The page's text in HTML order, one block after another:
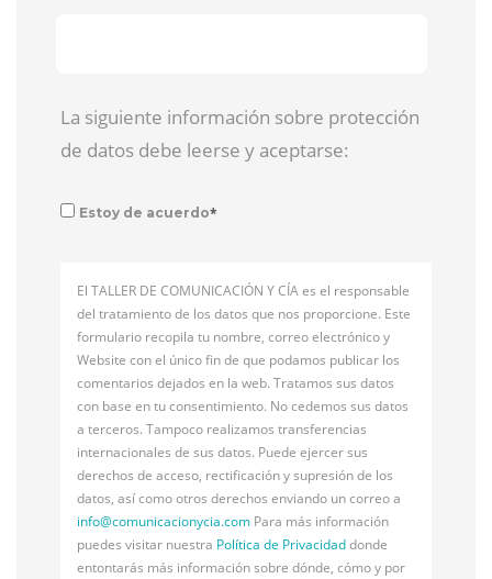
La siguiente información sobre protección
de datos debe leerse y aceptarse:
Estoy de acuerdo*
El TALLER DE COMUNICACIÓN Y CÍA es el responsable
del tratamiento de los datos que nos proporcione. Este
formulario recopila tu nombre, correo electrónico y
Website con el único fin de que podamos publicar los
comentarios dejados en la web. Tratamos sus datos
con base en tu consentimiento. No cedemos sus datos
a terceros. Tampoco realizamos transferencias
internacionales de sus datos. Puede ejercer sus
derechos de acceso, rectificación y supresión de los
datos, así como otros derechos enviando un correo a
info@comunicacionycia.com Para más información
puedes visitar nuestra Política de Privacidaddonde
entontarás más información sobre dónde, cómo y por